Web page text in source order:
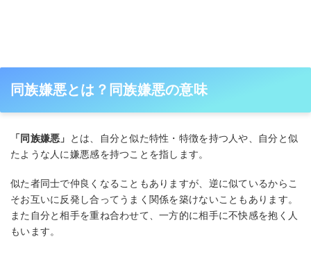
同族嫌悪とは？同族嫌悪の意味
「同族嫌悪」
とは、自分と似た特性・特徴を持つ人や、自分と似
たような人に嫌悪感を持つことを指します。
似た者同士で仲良くなることもありますが、逆に似ているからこ
そお互いに反発し合ってうまく関係を築けないこともあります。
また自分と相手を重ね合わせて、一方的に相手に不快感を抱く人
もいます。